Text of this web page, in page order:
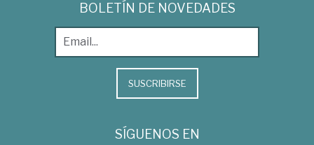
BOLETÍN DE NOVEDADES
SUSCRIBIRSE
SÍGUENOS EN